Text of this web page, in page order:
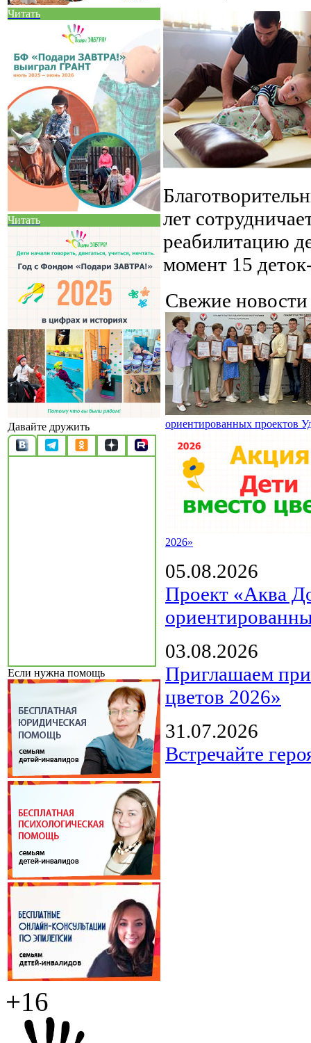
Читать
Читать
Давайте дружить
Если нужна помощь
лет
реабилитацию
момент 15
Свежие
ориентированных проектов
2026»
05.08.2026
Проект «Аква
03.08.2026
Приглашаем
цветов 2026»
31.07.2026
Встречайте
+16